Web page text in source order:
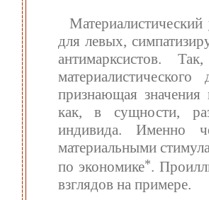
для левых,
антимарксистов.
признающая значения
как, в сущности,
индивида. Именно
материальными
по экономике*.
взглядов на примере.